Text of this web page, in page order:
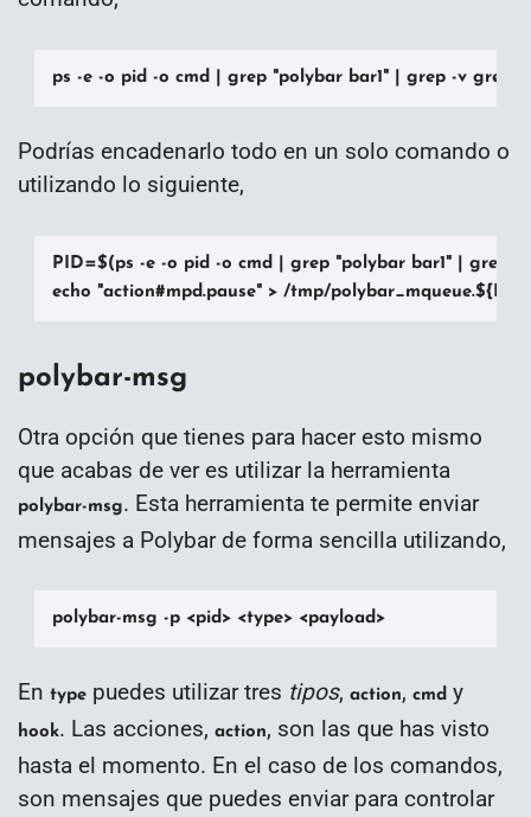
ps -e -o pid -o cmd | grep "polybar bar1" | grep -v grep
Podrías encadenarlo todo en un solo comando o
utilizando lo siguiente,
PID=$(ps -e -o pid -o cmd | grep "polybar bar1" | grep
echo "action#mpd.pause" > /tmp/polybar_mqueue.${PID}
polybar-msg
Otra opción que tienes para hacer esto mismo
que acabas de ver es utilizar la herramienta
polybar-msg. Esta herramienta te permite enviar
mensajes a Polybar de forma sencilla utilizando,
polybar-msg -p <pid> <type> <payload>
En type puedes utilizar tres tipos, action, cmd y
hook. Las acciones, action, son las que has visto
hasta el momento. En el caso de los comandos,
son mensajes que puedes enviar para controlar